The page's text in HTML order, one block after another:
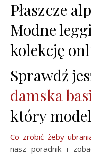
Płaszcze
Modne
kolekcję
Sprawdź
damska
który
Co zrobić żeby
nasz poradnik i